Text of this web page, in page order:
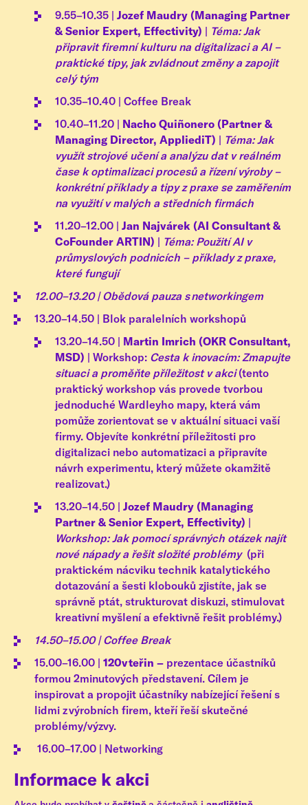
9.55–10.35 | Jozef Maudry (Managing Partner
& Senior Expert, Effectivity) | Téma: Jak
připravit firemní kulturu na digitalizaci a AI –
praktické tipy, jak zvládnout změny a zapojit
celý tým
10.35–10.40 | Coffee Break
10.40–11.20 | Nacho Quiñonero (Partner &
Managing Director, AppliediT) | Téma: Jak
využít strojové učení a analýzu dat v reálném
čase k optimalizaci procesů a řízení výroby –
konkrétní příklady a tipy z praxe se zaměřením
na využití v malých a středních firmách
11.20–12.00 | Jan Najvárek (AI Consultant &
CoFounder ARTIN) | Téma: Použití AI v
průmyslových podnicích – příklady z praxe,
které fungují
12.00–13.20 | Obědová pauza s networkingem
13.20–14.50 | Blok paralelních workshopů
13.20–14.50 | Martin Imrich (OKR Consultant,
MSD) | Workshop: Cesta k inovacím: Zmapujte
situaci a proměňte příležitost v akci(tento
praktický workshop vás provede tvorbou
jednoduché Wardleyho mapy, která vám
pomůže zorientovat se v aktuální situaci vaší
firmy. Objevíte konkrétní příležitosti pro
digitalizaci nebo automatizaci a připravíte
návrh experimentu, který můžete okamžitě
realizovat.)
13.20–14.50 | Jozef Maudry (Managing
Partner & Senior Expert, Effectivity) |
Workshop: Jak pomocí správných otázek najít
nové nápady a řešit složité problémy (při
praktickém nácviku technik katalytického
dotazování a šesti klobouků zjistíte, jak se
správně ptát, strukturovat diskuzi, stimulovat
kreativní myšlení a efektivně řešit problémy.)
14.50–15.00 | Coffee Break
15.00–16.00 | 120vteřin – prezentace účastníků
formou 2minutových představení. Cílem je
inspirovat a propojit účastníky nabízející řešení s
lidmi z výrobních firem, kteří řeší skutečné
problémy/výzvy.
16.00–17.00 | Networking
Informace k akci